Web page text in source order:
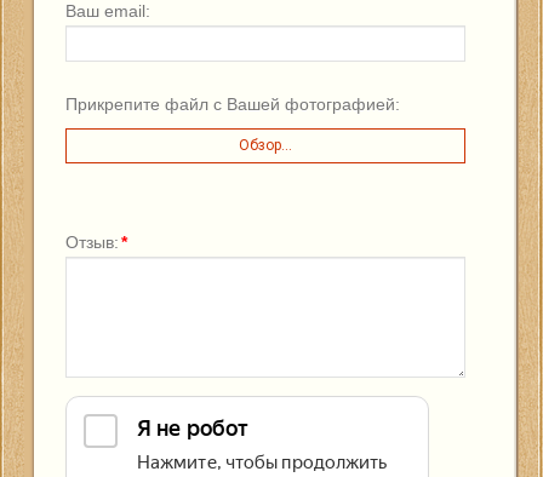
Ваш email:
Прикрепите файл с Вашей фотографией:
Обзор...
Отзыв:*